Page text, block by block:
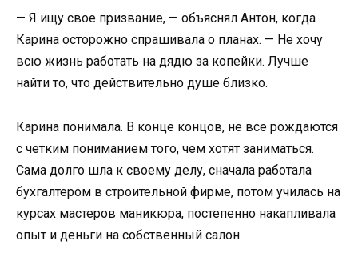
— Я ищу свое призвание, — объяснял Антон, когда
Карина осторожно спрашивала о планах. — Не хочу
всю жизнь работать на дядю за копейки. Лучше
найти то, что действительно душе близко.
Карина понимала. В конце концов, не все рождаются
с четким пониманием того, чем хотят заниматься.
Сама долго шла к своему делу, сначала работала
бухгалтером в строительной фирме, потом училась на
курсах мастеров маникюра, постепенно накапливала
опыт и деньги на собственный салон.